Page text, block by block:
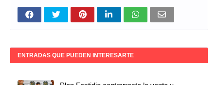
ENTRADAS QUE PUEDEN INTERESARTE